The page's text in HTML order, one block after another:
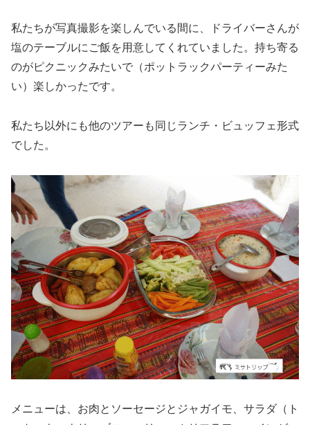
私たちが写真撮影を楽しんでいる間に、ドライバーさんが
塩のテーブルにご飯を用意してくれていました。持ち寄る
のがピクニックみたいで（ポットラックパーティーみた
い）楽しかったです。
私たち以外にも他のツアーも同じランチ・ビュッフェ形式
でした。
メニューは、お肉とソーセージとジャガイモ、サラダ（ト